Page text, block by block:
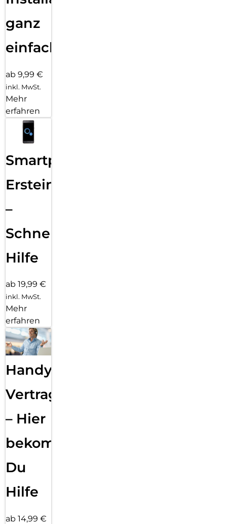
ganz
einfach
ab 9,99 €
inkl. MwSt.
Mehr
erfahren
Smartphone
Ersteinrichtung
–
Schnelle
Hilfe
ab 19,99 €
inkl. MwSt.
Mehr
erfahren
Handy
Vertragsabwicklung
– Hier
bekommst
Du
Hilfe
ab 14,99 €